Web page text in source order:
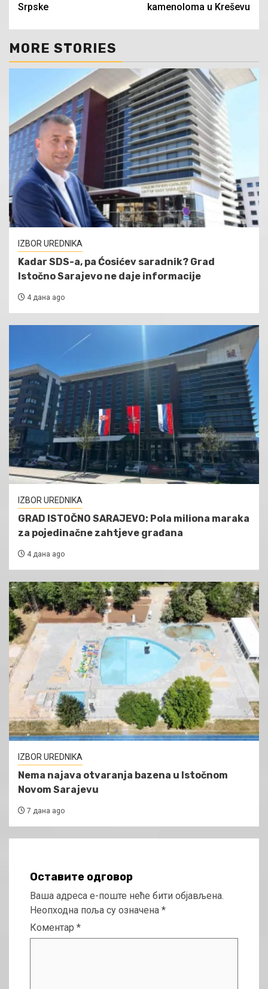
Srpske
kamenoloma u Kreševu
MORE STORIES
IZBOR UREDNIKA
Kadar SDS-a, pa Ćosićev saradnik? Grad
Istočno Sarajevo ne daje informacije
4 дана ago
IZBOR UREDNIKA
GRAD ISTOČNO SARAJEVO: Pola miliona maraka
za pojedinačne zahtjeve građana
4 дана ago
IZBOR UREDNIKA
Nema najava otvaranja bazena u Istočnom
Novom Sarajevu
7 дана ago
Оставите одговор
Ваша адреса е-поште неће бити објављена.
Неопходна поља су означена *
Коментар *